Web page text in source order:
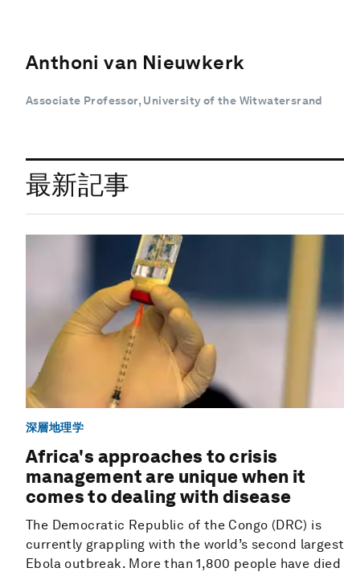
Anthoni van Nieuwkerk
Associate Professor, University of the Witwatersrand
最新記事
深層地理学
Africa's approaches to crisis
management are unique when it
comes to dealing with disease
The Democratic Republic of the Congo (DRC) is
currently grappling with the world’s second largest
Ebola outbreak. More than 1,800 people have died